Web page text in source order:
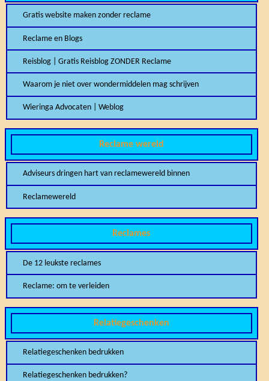
Gratis website maken zonder reclame
Reclame en Blogs
Reisblog | Gratis Reisblog ZONDER Reclame
Waarom je niet over wondermiddelen mag schrijven
Wieringa Advocaten | Weblog
Reclame wereld
Adviseurs dringen hart van reclamewereld binnen
Reclamewereld
Reclames
De 12 leukste reclames
Reclame: om te verleiden
Relatiegeschenken
Relatiegeschenken bedrukken
Relatiegeschenken bedrukken?